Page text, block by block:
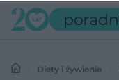
Diety i żywienie